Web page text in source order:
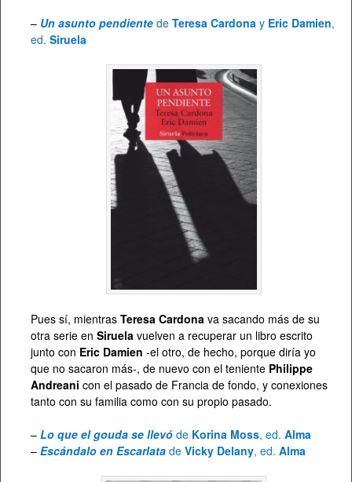
– Un asunto pendiente de Teresa Cardona y Eric Damien,
ed. Siruela
Pues sí, mientras Teresa Cardona va sacando más de su
otra serie en Siruela vuelven a recuperar un libro escrito
junto con Eric Damien -el otro, de hecho, porque diría yo
que no sacaron más-, de nuevo con el teniente Philippe
Andreani con el pasado de Francia de fondo, y conexiones
tanto con su familia como con su propio pasado.
– Lo que el gouda se llevó de Korina Moss, ed. Alma
– Escándalo en Escarlata de Vicky Delany, ed. Alma